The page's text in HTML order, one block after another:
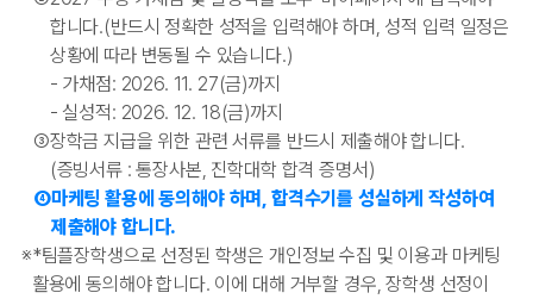
합니다.(반드시 정확한 성적을 입력해야 하며, 성적 입력 일정은
상황에 따라 변동될 수 있습니다.)
- 가채점: 2026. 11. 27(금)까지
- 실성적: 2026. 12. 18(금)까지
③장학금 지급을 위한 관련 서류를 반드시 제출해야 합니다.
(증빙서류 : 통장사본, 진학대학 합격 증명서)
④마케팅 활용에 동의해야 하며, 합격수기를 성실하게 작성하여
제출해야 합니다.
※*팀플장학생으로 선정된 학생은 개인정보 수집 및 이용과 마케팅
활용에 동의해야 합니다. 이에 대해 거부할 경우, 장학생 선정이